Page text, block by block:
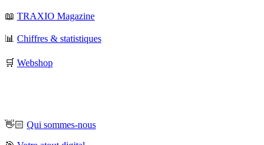
📖 TRAXIO Magazine
📊 Chiffres & statistiques
🛒 Webshop
👋🏻 Qui sommes-nous